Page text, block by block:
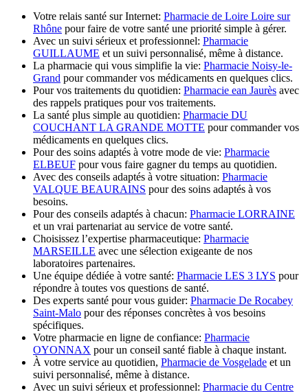
Votre relais santé sur Internet: Pharmacie de Loire Loire sur
Rhône pour faire de votre santé une priorité simple à gérer.
Avec un suivi sérieux et professionnel: Pharmacie
GUILLAUME et un suivi personnalisé, même à distance.
La pharmacie qui vous simplifie la vie: Pharmacie Noisy-le-
Grand pour commander vos médicaments en quelques clics.
Pour vos traitements du quotidien: Pharmacie ean Jaurès avec
des rappels pratiques pour vos traitements.
La santé plus simple au quotidien: Pharmacie DU
COUCHANT LA GRANDE MOTTE pour commander vos
médicaments en quelques clics.
Pour des soins adaptés à votre mode de vie: Pharmacie
ELBEUF pour vous faire gagner du temps au quotidien.
Avec des conseils adaptés à votre situation: Pharmacie
VALQUE BEAURAINS pour des soins adaptés à vos
besoins.
Pour des conseils adaptés à chacun: Pharmacie LORRAINE
et un vrai partenariat au service de votre santé.
Choisissez l’expertise pharmaceutique: Pharmacie
MARSEILLE avec une sélection exigeante de nos
laboratoires partenaires.
Une équipe dédiée à votre santé: Pharmacie LES 3 LYS pour
répondre à toutes vos questions de santé.
Des experts santé pour vous guider: Pharmacie De Rocabey
Saint-Malo pour des réponses concrètes à vos besoins
spécifiques.
Votre pharmacie en ligne de confiance: Pharmacie
OYONNAX pour un conseil santé fiable à chaque instant.
À votre service au quotidien, Pharmacie de Vosgelade et un
suivi personnalisé, même à distance.
Avec un suivi sérieux et professionnel: Pharmacie du Centre